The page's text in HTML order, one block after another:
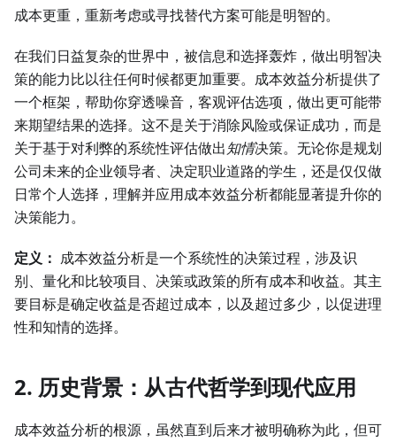
成本更重，重新考虑或寻找替代方案可能是明智的。
在我们日益复杂的世界中，被信息和选择轰炸，做出明智决
策的能力比以往任何时候都更加重要。成本效益分析提供了
一个框架，帮助你穿透噪音，客观评估选项，做出更可能带
来期望结果的选择。这不是关于消除风险或保证成功，而是
关于基于对利弊的系统性评估做出知情决策。无论你是规划
公司未来的企业领导者、决定职业道路的学生，还是仅仅做
日常个人选择，理解并应用成本效益分析都能显著提升你的
决策能力。
定义： 成本效益分析是一个系统性的决策过程，涉及识
别、量化和比较项目、决策或政策的所有成本和收益。其主
要目标是确定收益是否超过成本，以及超过多少，以促进理
性和知情的选择。
2. 历史背景：从古代哲学到现代应用
成本效益分析的根源，虽然直到后来才被明确称为此，但可